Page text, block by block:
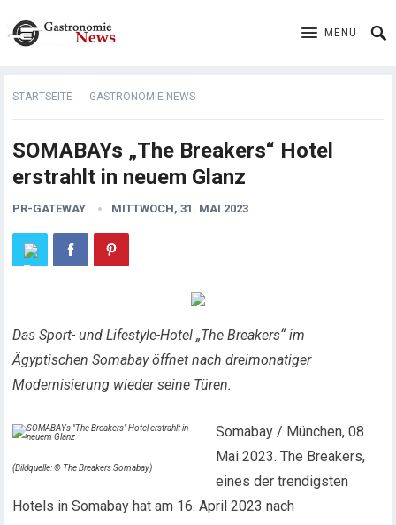
MENU
STARTSEITE GASTRONOMIE NEWS
SOMABAYs „The Breakers“ Hotel
erstrahlt in neuem Glanz
PR-GATEWAY MITTWOCH, 31. MAI 2023
Das Sport- und Lifestyle-Hotel „The Breakers“ im
Ägyptischen Somabay öffnet nach dreimonatiger
Modernisierung wieder seine Türen.
(Bildquelle: © The Breakers Somabay)
Somabay / München, 08.
Mai 2023. The Breakers,
eines der trendigsten
Hotels in Somabay hat am 16. April 2023 nach